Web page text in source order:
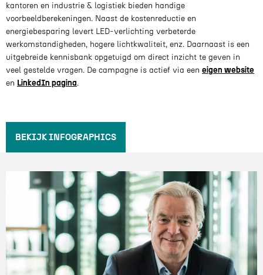
kantoren en industrie & logistiek bieden handige
voorbeeldberekeningen. Naast de kostenreductie en
energiebesparing levert LED-verlichting verbeterde
werkomstandigheden, hogere lichtkwaliteit, enz. Daarnaast is een
uitgebreide kennisbank opgetuigd om direct inzicht te geven in
veel gestelde vragen. De campagne is actief via een eigen website
en LinkedIn pagina.
BEKIJK INFOGRAPHICS